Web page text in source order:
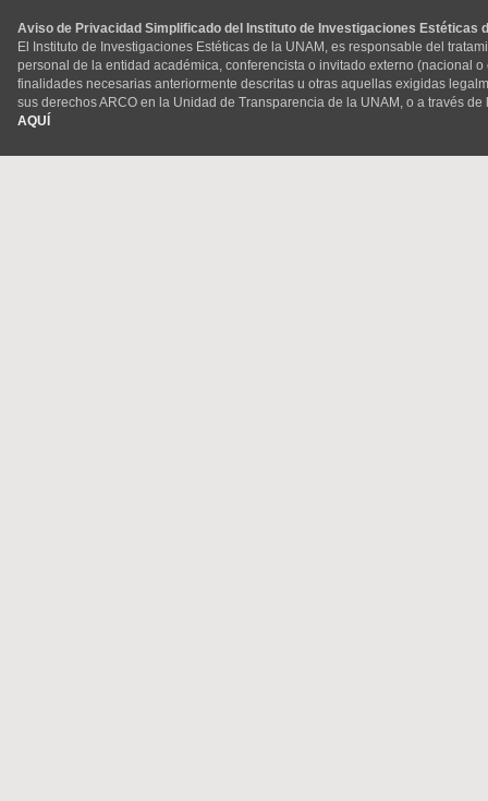
Aviso de Privacidad Simplificado del Instituto de Investigaciones Estéticas
El Instituto de Investigaciones Estéticas de la UNAM, es responsable del
personal de la entidad académica, conferencista o invitado externo (nacional
finalidades necesarias anteriormente descritas u otras aquellas exigidas
sus derechos ARCO en la Unidad de Transparencia de la UNAM, o a través
AQUÍ